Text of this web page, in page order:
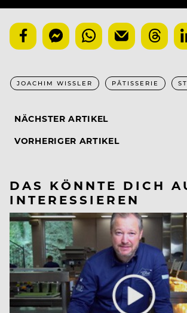
JOACHIM WISSLER PÂTISSERIE
NÄCHSTER ARTIKEL
VORHERIGER ARTIKEL
DAS KÖNNTE DICH
INTERESSIEREN